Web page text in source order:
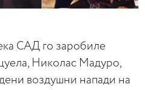
САД го заробиле
Николас Мадуро,
воздушни напади на